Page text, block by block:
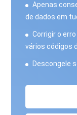
Apenas
de dados em
Corrigir o
vários códigos
Descongele